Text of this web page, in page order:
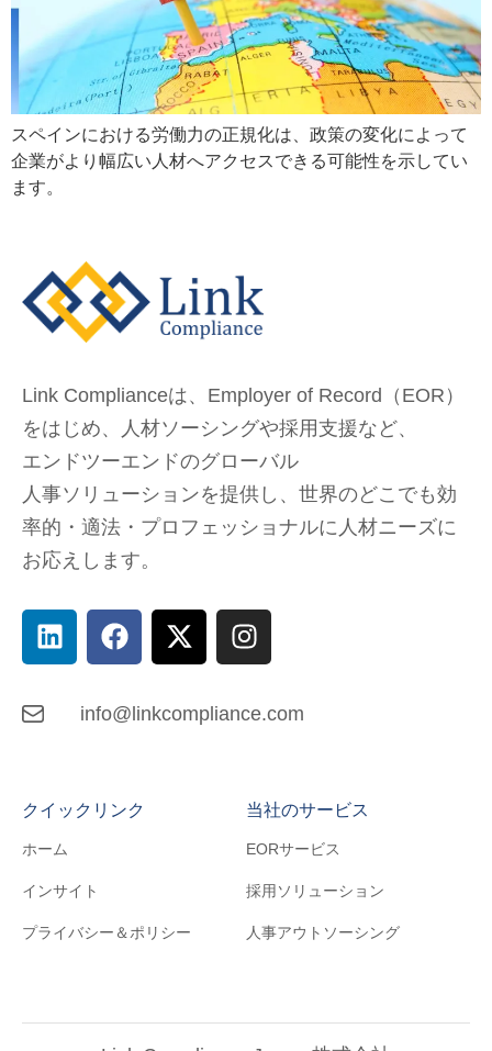
スペインにおける労働力の正規化は、政策の変化によって
企業がより幅広い人材へアクセスできる可能性を示してい
ます。
Link Complianceは、Employer of Record（EOR）
をはじめ、
人材ソーシングや採用支援など、
エンドツーエンドのグローバル
人事ソリューションを提供し、 世界のどこでも効
率的・適法・プロフェッショナルに人材ニーズに
お応えします。
info@linkcompliance.com
クイックリンク
ホーム
インサイト
プライバシー＆ポリシー
当社のサービス
EORサービス
採用ソリューション
人事アウトソーシング